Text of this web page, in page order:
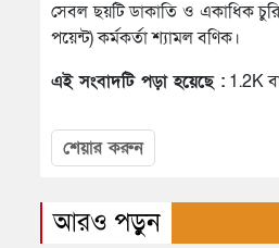
সেবল ছয়টি ডাকাতি ও একাধিক
পয়েন্ট) কর্মকর্তা শ্যামল বণিক।
এই সংবাদটি পড়া হয়েছে : 1.2K
শেয়ার করুন
আরও পড়ুন